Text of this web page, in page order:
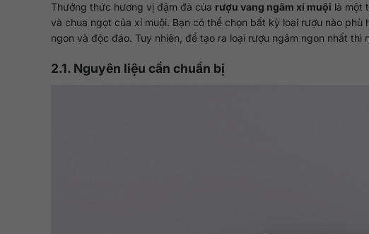
Thưởng thức hương vị đậm đà của rượu vang ngâm xí muội là một
và chua ngọt của xí muội. Bạn có thể chọn bất kỳ loại rượu nào
ngon và độc đáo. Tuy nhiên, để tạo ra loại rượu ngâm ngon nhất thì
2.1. Nguyên liệu cần chuẩn bị